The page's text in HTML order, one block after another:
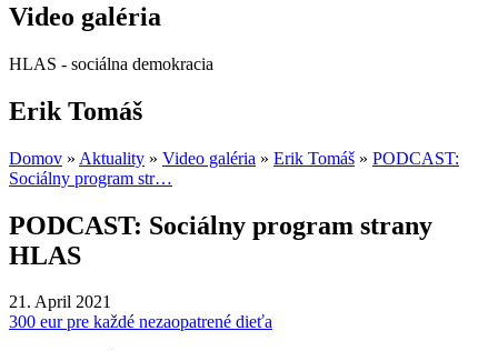
Video galéria
HLAS - sociálna demokracia
Erik Tomáš
Domov » Aktuality » Video galéria » Erik Tomáš » PODCAST:
Sociálny program str…
PODCAST: Sociálny program strany
HLAS
21. April 2021
300 eur pre každé nezaopatrené dieťa